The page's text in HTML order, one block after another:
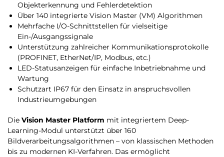
Objekterkennung und Fehlerdetektion
Über 140 integrierte Vision Master (VM) Algorithmen
Mehrfache I/O-Schnittstellen für vielseitige
Ein-/Ausgangssignale
Unterstützung zahlreicher Kommunikationsprotokolle
(PROFINET, EtherNet/IP, Modbus, etc.)
LED-Statusanzeigen für einfache Inbetriebnahme und
Wartung
Schutzart IP67 für den Einsatz in anspruchsvollen
Industrieumgebungen
Die Vision Master Platform mit integriertem Deep-
Learning-Modul unterstützt über 160
Bildverarbeitungsalgorithmen – von klassischen Methoden
bis zu modernen KI-Verfahren. Das ermöglicht